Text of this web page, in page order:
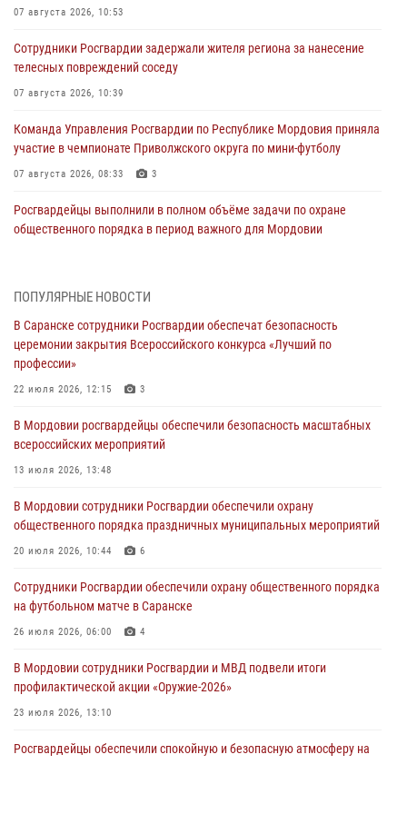
07 августа 2026, 10:53
Сотрудники Росгвардии задержали жителя региона за нанесение
телесных повреждений соседу
07 августа 2026, 10:39
Команда Управления Росгвардии по Республике Мордовия приняла
участие в чемпионате Приволжского округа по мини-футболу
07 августа 2026, 08:33 3
Росгвардейцы выполнили в полном объёме задачи по охране
общественного порядка в период важного для Мордовии
участие в празднествах, посвящённых 25-летию канонизации
Фёдора Ушакова
06 августа 2026, 08:14
повредившего имущество в кафе
06 августа 2026, 07:03
незамедлительно
05 августа 2026, 15:04
подозреваемого в причинении телесных повреждений супруге
05 августа 2026, 12:34
ПОПУЛЯРНЫЕ НОВОСТИ
В Саранске сотрудники Росгвардии обеспечат безопасность
церемонии закрытия Всероссийского конкурса «Лучший по
профессии»
22 июля 2026, 12:15 3
В Мордовии росгвардейцы обеспечили безопасность масштабных
всероссийских мероприятий
13 июля 2026, 13:48
В Мордовии сотрудники Росгвардии обеспечили охрану
общественного порядка праздничных муниципальных мероприятий
20 июля 2026, 10:44 6
Сотрудники Росгвардии обеспечили охрану общественного порядка
на футбольном матче в Саранске
26 июля 2026, 06:00 4
В Мордовии сотрудники Росгвардии и МВД подвели итоги
профилактической акции «Оружие‑2026»
23 июля 2026, 13:10
Росгвардейцы обеспечили спокойную и безопасную атмосферу на